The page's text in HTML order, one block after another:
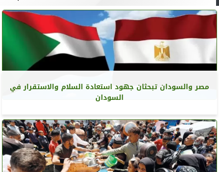
مصر والسودان تبحثان جهود استعادة السلام والاستقرار في
السودان